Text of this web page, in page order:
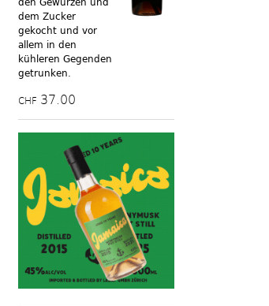
dem Zucker
gekocht und vor
allem in den
kühleren Gegenden
getrunken.
CHF 37.00